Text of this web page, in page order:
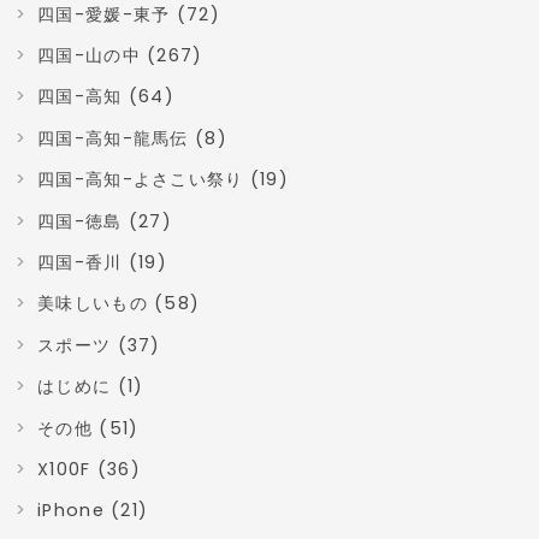
四国-愛媛-東予 (72)
四国-山の中 (267)
四国-高知 (64)
四国-高知-龍馬伝 (8)
四国-高知-よさこい祭り (19)
四国-徳島 (27)
四国-香川 (19)
美味しいもの (58)
スポーツ (37)
はじめに (1)
その他 (51)
X100F (36)
iPhone (21)